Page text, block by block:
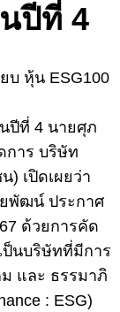
ปีที่ 4
บ หุ้น ESG100
ปีที่ 4 นายศุภ
การ บริษัท
) เปิดเผยว่า
พัฒน์ ประกาศ
ด้วยการคัด
ป็นบริษัทที่มีการ
และ ธรรมาภิ
: ESG)